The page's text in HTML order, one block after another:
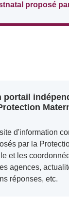
proposé par
portail
d'information
par la
et les
agences,
réponses, etc.